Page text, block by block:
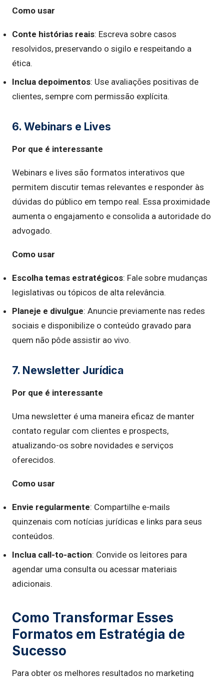
Como usar
Conte histórias reais: Escreva sobre casos
resolvidos, preservando o sigilo e respeitando a
ética.
Inclua depoimentos: Use avaliações positivas de
clientes, sempre com permissão explícita.
6. Webinars e Lives
Por que é interessante
Webinars e lives são formatos interativos que
permitem discutir temas relevantes e responder às
dúvidas do público em tempo real. Essa proximidade
aumenta o engajamento e consolida a autoridade do
advogado.
Como usar
Escolha temas estratégicos: Fale sobre mudanças
legislativas ou tópicos de alta relevância.
Planeje e divulgue: Anuncie previamente nas redes
sociais e disponibilize o conteúdo gravado para
quem não pôde assistir ao vivo.
7. Newsletter Jurídica
Por que é interessante
Uma newsletter é uma maneira eficaz de manter
contato regular com clientes e prospects,
atualizando-os sobre novidades e serviços
oferecidos.
Como usar
Envie regularmente: Compartilhe e-mails
quinzenais com notícias jurídicas e links para seus
conteúdos.
Inclua call-to-action: Convide os leitores para
agendar uma consulta ou acessar materiais
adicionais.
Como Transformar Esses
Formatos em Estratégia de
Sucesso
Para obter os melhores resultados no marketing